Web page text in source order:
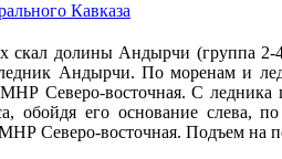
Кавказа
скал долины Андырчи (группа 2-4
Андырчи. По моренам и
Северо-восточная. С ледника
обойдя его основание слева,
Северо-восточная. Подъем на